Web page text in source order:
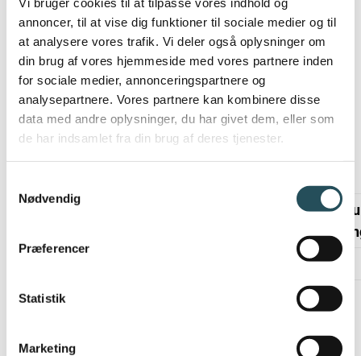
annoncer, til at vise dig funktioner til sociale medier og til
at analysere vores trafik. Vi deler også oplysninger om
din brug af vores hjemmeside med vores partnere inden
for sociale medier, annonceringspartnere og
analysepartnere. Vores partnere kan kombinere disse
data med andre oplysninger, du har givet dem, eller som
de har indsamlet fra din brug af deres tjenester.
Nødvendig
Præferencer
Statistik
Marketing
og har derfor en genanvendelses-rating på 0.
Hvis materialet bruges et sted, hvor det ikke er
muligt at sortere til genanvendelse, har det en
fornybar-rating på 2, da det kun er i coatingen,
at der går ikke-fornybare ressourcer tabt.
Der er en forklaring på ratingen i følgende
Ikke
Rating